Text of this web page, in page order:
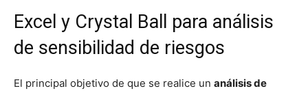
Excel y Crystal Ball para análisis
de sensibilidad de riesgos
El principal objetivo de que se realice un análisis de